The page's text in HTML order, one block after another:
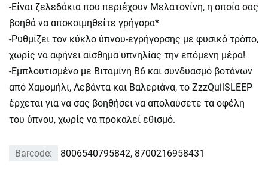
-Είναι ζελεδάκια που περιέχουν Μελατονίνη, η οποία σας
βοηθά να αποκοιμηθείτε γρήγορα*
-Ρυθμίζει τον κύκλο ύπνου-εγρήγορσης με φυσικό τρόπο,
χωρίς να αφήνει αίσθημα υπνηλίας την επόμενη μέρα!
-Εμπλουτισμένο με Βιταμίνη Β6 και συνδυασμό βοτάνων
από Χαμομήλι, Λεβάντα και Βαλεριάνα, το ZzzQuilSLEEP
έρχεται για να σας βοηθήσει να απολαύσετε τα οφέλη
του ύπνου, χωρίς να προκαλεί εθισμό.
Barcode: 8006540795842, 8700216958431